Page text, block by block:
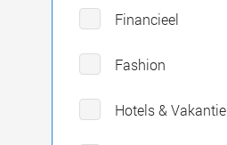
Financieel
Fashion
Hotels & Vakantie